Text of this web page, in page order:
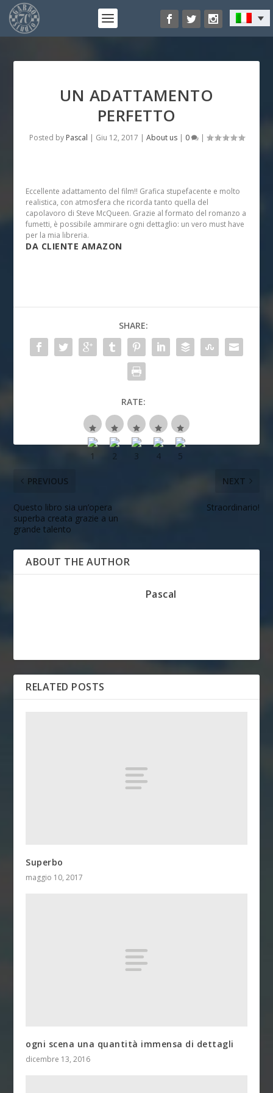
UN ADATTAMENTO
PERFETTO
Posted by Pascal | Giu 12, 2017 | About us| 0 |
Eccellente adattamento del film!! Grafica stupefacente e molto
realistica, con atmosfera che ricorda tanto quella del
capolavoro di Steve McQueen. Grazie al formato del romanzo a
fumetti, è possibile ammirare ogni dettaglio: un vero must have
per la mia libreria.
DA CLIENTE AMAZON
SHARE:
RATE:
PREVIOUS
Questo libro sia un’opera
superba creata grazie a un
grande talento
NEXT
Straordinario!
ABOUT THE AUTHOR
Pascal
RELATED POSTS
Superbo
maggio 10, 2017
ogni scena una quantità immensa di dettagli
dicembre 13, 2016